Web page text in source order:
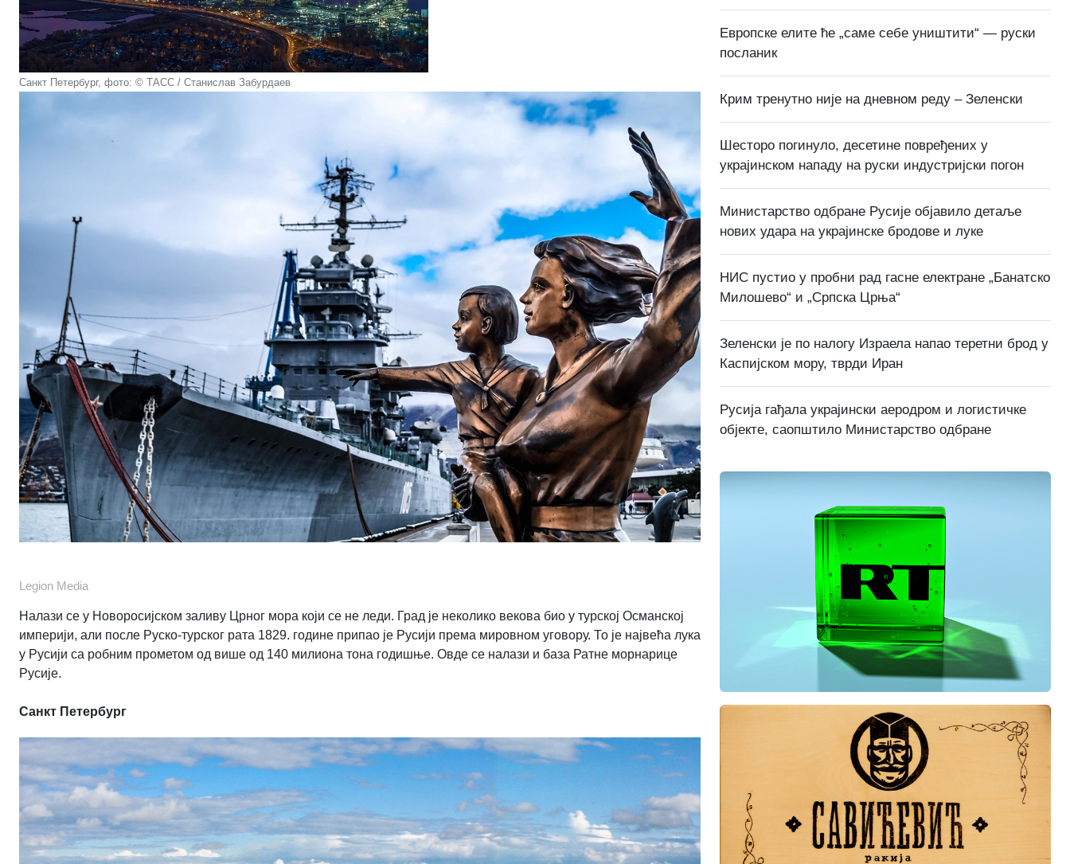
Санкт Петербург, фото: © ТАСС / Станислав Забурдаев
Legion Media
Налази се у Новоросијском заливу Црног мора који се не леди. Град је неколико векова био у турској Османској
империји, али после Руско-турског рата 1829. године припао је Русији према мировном уговору. То је највећа лука
у Русији са робним прометом од више од 140 милиона тона годишње. Овде се налази и база Ратне морнарице
Русије.
Санкт Петербург
Европске елите ће „саме себе уништити“ — руски
посланик
Крим тренутно није на дневном реду – Зеленски
Шесторо погинуло, десетине повређених у
украјинском нападу на руски индустријски погон
Министарство одбране Русије објавило детаље
нових удара на украјинске бродове и луке
НИС пустио у пробни рад гасне електране „Банатско
Милошево“ и „Српска Црња“
Зеленски је по налогу Израела напао теретни брод у
Каспијском мору, тврди Иран
Русија гађала украјински аеродром и логистичке
објекте, саопштило Министарство одбране